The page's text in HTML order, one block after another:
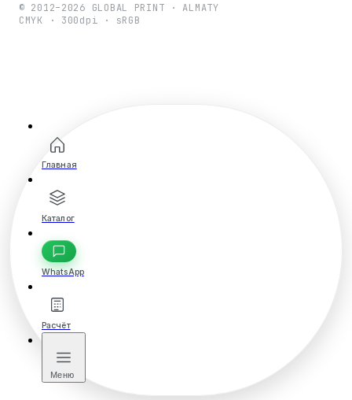
© 2012–2026 GLOBAL PRINT · ALMATY
CMYK · 300dpi · sRGB
Главная
Каталог
WhatsApp
Расчёт
Меню